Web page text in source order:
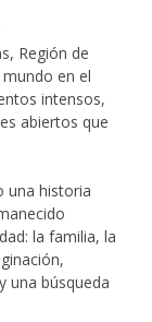
Región de
en el
intensos,
abiertos que
una historia
la familia, la
una búsqueda